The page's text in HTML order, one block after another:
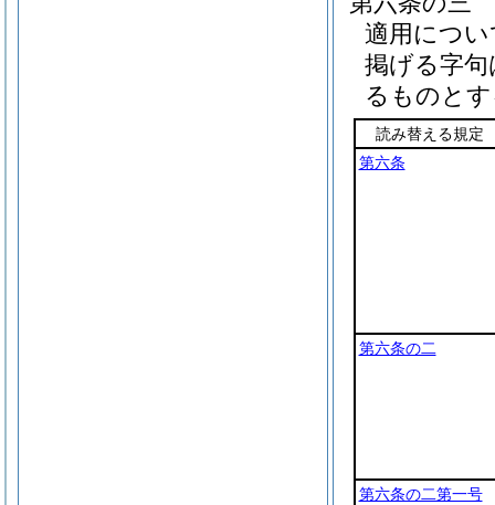
適用につ
掲げる字
るものと
読み替える規定
第六条
第六条の二
第六条の二第一号